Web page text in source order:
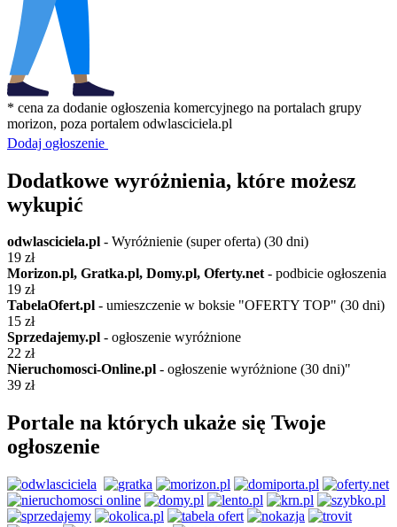
* cena za dodanie ogłoszenia komercyjnego na portalach grupy
morizon, poza portalem odwlasciciela.pl
Dodaj ogłoszenie
Dodatkowe wyróżnienia, które możesz
wykupić
odwlasciciela.pl - Wyróżnienie (super oferta) (30 dni)
19 zł
Morizon.pl, Gratka.pl, Domy.pl, Oferty.net- podbicie ogłoszenia
19 zł
TabelaOfert.pl - umieszczenie w boksie "OFERTY TOP" (30 dni)
15 zł
Sprzedajemy.pl - ogłoszenie wyróżnione
22 zł
Nieruchomosci-Online.pl - ogłoszenie wyróżnione (30 dni)"
39 zł
Portale na których ukaże się Twoje
ogłoszenie